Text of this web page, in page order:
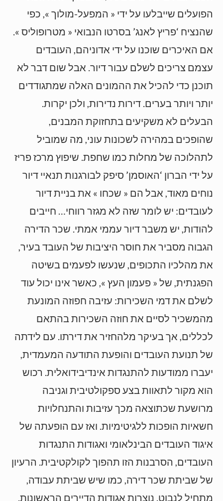
הפועלים שייבלעו על ידי « המפעל-מולוך », כפי
שהנציח ‘פריץ לאנג’ בסרטו הנבואי « מטרופוליס ».
אם האיכרים שוכנו על ידי אדוניהם, העובדים
עצמם צריכים לשלם עבור דיור. אבל שום דבר לא
תוכנן כדי להכיל את ההמונים האלה שמתגודדים
יותר ויותר בערים. דירות נדירות, ולכן יקרות.
הבעלים לא משקיעים בתחזוקת המבנים,
שהופכים במהירה לשכונות עוני, מה שמוביל
לתהלוכה של מחלות כמו שחפת. שיפוץ מרכז פריז
על ידי הברון ‘האוסמן’ סיפק לבורגנות תנאיי דיור
נוחים מאוד, אבל הם « שכחו » את בניית דיור
לעובדים: יש לומר שזה לא מגזר רווחי… חייבים
להודות, יש משבר דיור עממי אמתי. שכר הדירה
הגבוה מסביר את חוסר היציבות של העובד בעיר,
את מהלכיו התכופים, שנעשו לפעמים בשיטה
הפגנתית, של « פעמון העץ », כאשר אינו יכול עוד
לשלם את דמי השכירות: עזיבה חפוזה המונעת
מהמשכיר לסיים את חוזה השכירות בהתאם
לכללים, אך בעיקר מלהחזיר את דירתו. עם לידתה
של תנועת העובדים והופעת התודעה המעמדית,
יעברו ממודעות להתנגדות אינדיבידואלית. רכוש
הוא מקור לתאוות בצע ספקולטיבית וגניבה
מרושעת שכתוצאה מכך עזיבות והתנחלויות
חשאיות הופכות ללגיטימיות. ואז עם הופעתה של
איגוד העובדים הבינלאומי ואגודות התנגדות
העובדים, הסרבנות הזו תהפוך לקולקטיבית. הרעיון
של שביתת שכר דירה, כמו שיש שביתת עבודה,
מתחיל לנבוט. נוצרות אגודות הדיירים הראשונות.